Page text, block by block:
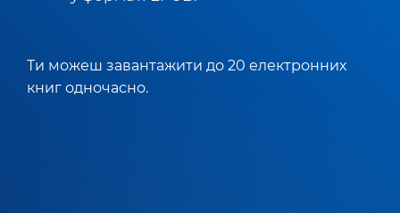
Ти можеш завантажити до 20 електронних
книг одночасно.